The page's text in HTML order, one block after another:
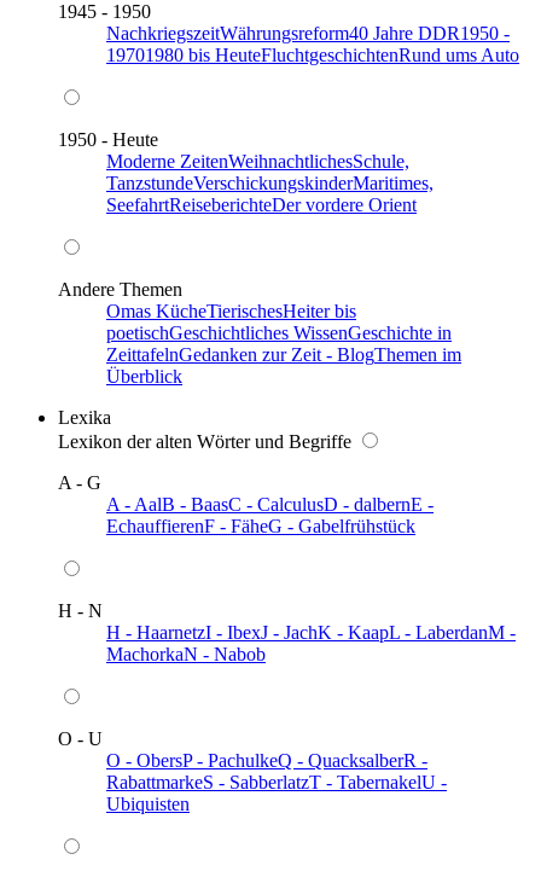
1945 - 1950
NachkriegszeitWährungsreform40 Jahre DDR1950 -
19701980 bis HeuteFluchtgeschichtenRund ums Auto
1950 - Heute
Moderne ZeitenWeihnachtlichesSchule,
TanzstundeVerschickungskinderMaritimes,
SeefahrtReiseberichteDer vordere Orient
Andere Themen
Omas KücheTierischesHeiter bis
poetischGeschichtliches WissenGeschichte in
ZeittafelnGedanken zur Zeit - BlogThemen im
Überblick
Lexika
Lexikon der alten Wörter und Begriffe
A - G
A - AalB - BaasC - CalculusD - dalbernE -
EchauffierenF - FäheG - Gabelfrühstück
H - N
H - HaarnetzI - IbexJ - JachK - KaapL - LaberdanM -
MachorkaN - Nabob
O - U
O - ObersP - PachulkeQ - QuacksalberR -
RabattmarkeS - SabberlatzT - TabernakelU -
Ubiquisten